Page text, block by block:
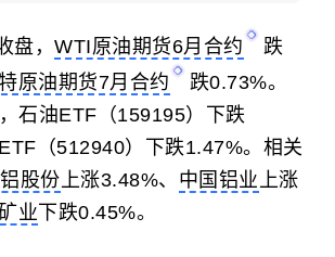
盘， WTI原油期货6月合约
跌
原油期货7月合约
跌0.73%。
石油ETF（159195）下跌
（512940）下跌1.47%。相关
股份上涨3.48%、 中国铝业上涨
业 下跌0.45%。